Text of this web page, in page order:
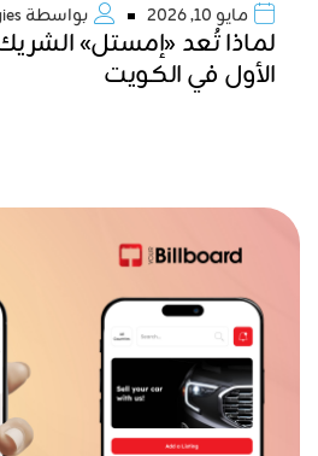
مايو 10, 2026 بواسطةEmstell Technologies
لماذا تُعد «إمستل»
الأول في الكويت